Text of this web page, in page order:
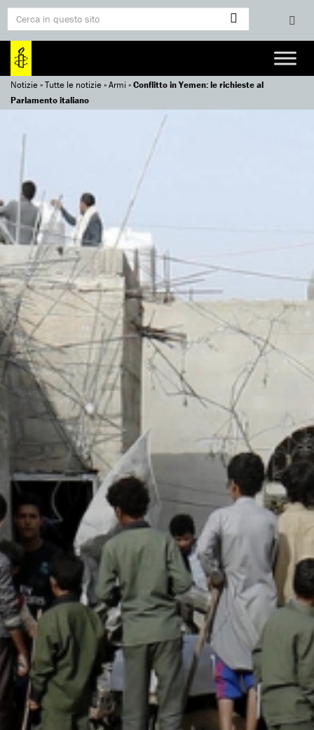
Notizie»Tutte le notizie»Armi »Conflitto in Yemen: le richieste al
Parlamento italiano